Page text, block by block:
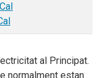
al Principat.
normalment estan